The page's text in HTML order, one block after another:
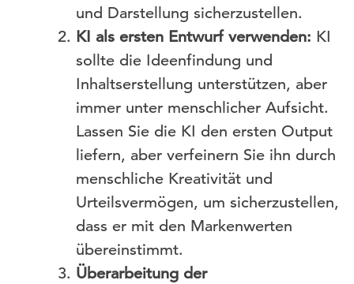
und Darstellung sicherzustellen.
KI als ersten Entwurf verwenden: KI
sollte die Ideenfindung und
Inhaltserstellung unterstützen, aber
immer unter menschlicher Aufsicht.
Lassen Sie die KI den ersten Output
liefern, aber verfeinern Sie ihn durch
menschliche Kreativität und
Urteilsvermögen, um sicherzustellen,
dass er mit den Markenwerten
übereinstimmt.
Überarbeitung der